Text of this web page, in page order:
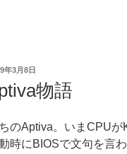
年3月8日
物語
のAptiva。いまCPUが
時にBIOSで文句を言